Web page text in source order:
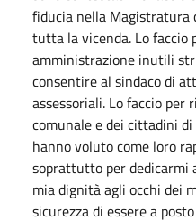
fiducia nella Magistratura
tutta la vicenda. Lo faccio
amministrazione inutili
consentire al sindaco di
assessoriali. Lo faccio per
comunale e dei cittadini
hanno voluto come loro
soprattutto per dedicarmi
mia dignità agli occhi dei
sicurezza di essere a